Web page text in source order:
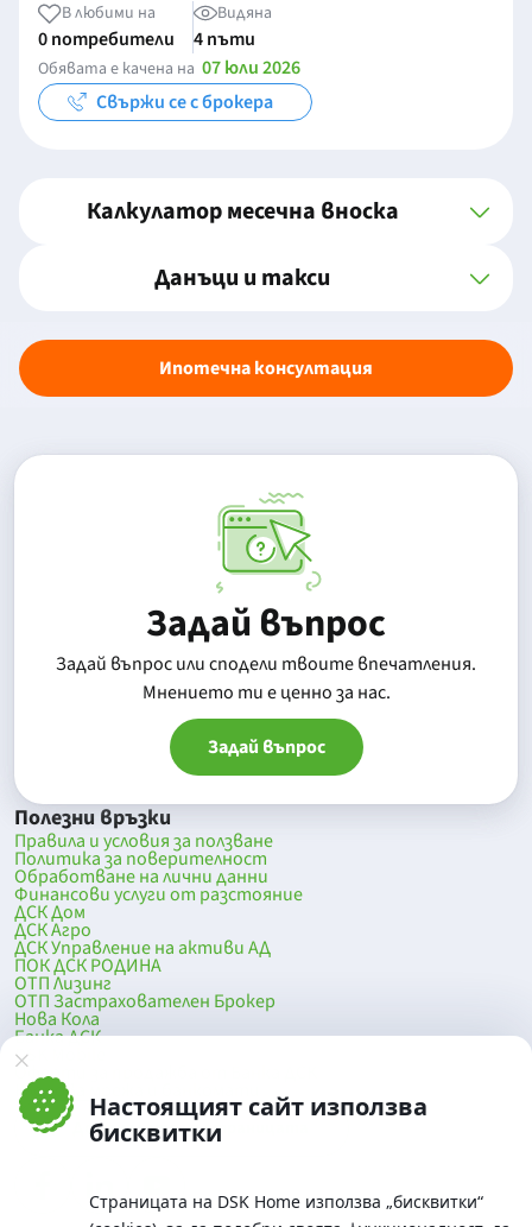
Настоящият сайт използва
бисквитки
Страницата на DSK Home използва „бисквитки“
В любими на
0 потребители
Видяна
4 пъти
Обявата е качена на 07 юли 2026
Свържи се с брокера
Калкулатор месечна вноска
Данъци и такси
Ипотечна консултация
Задай въпрос
Задай въпрос или сподели твоите впечатления.
Mнението ти е ценно за нас.
Задай въпрос
Полезни връзки
Правила и условия за ползване
Политика за поверителност
Обработване на лични данни
Финансови услуги от разстояние
ДСК Дом
ДСК Агро
ДСК Управление на активи АД
ПОК ДСК РОДИНА
ОТП Лизинг
ОТП Застрахователен Брокер
Нова Кола
Банка ДСК
DSK Mobile
Оферти за продажба от Банка ДСК
Клонова мрежа и банкомати
До началото на страницата